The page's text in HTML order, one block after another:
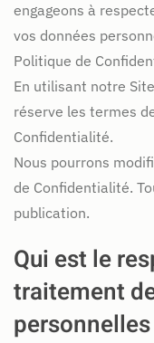
engageons à
vos données
Politique de
En utilisant notre
réserve les termes
Confidentialité.
Nous pourrons
de Confidentialité.
publication.
Qui est le
traitement
personnelles